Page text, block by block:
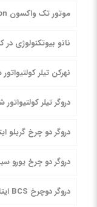
موتور تک واکسون Vackson
نانو بیوتکنولوژی در
نهرکن تیلر
دروگر تیلر
دروگر دو چرخ گریلو
دروگر دو چرخ یورو
دروگر دوچرخ BCS ایتالیا